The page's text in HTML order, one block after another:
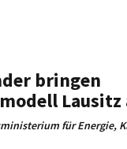
bringen
Lausitz
für Energie,